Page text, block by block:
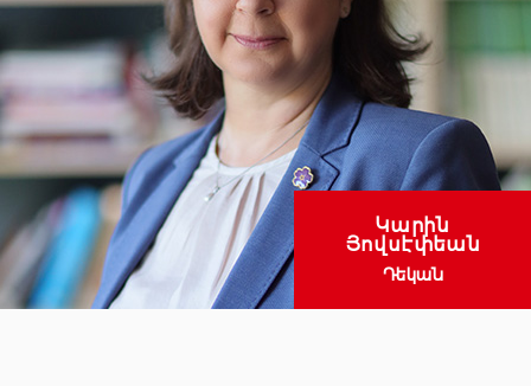
Կարին
Յովսէփեան
Դեկան